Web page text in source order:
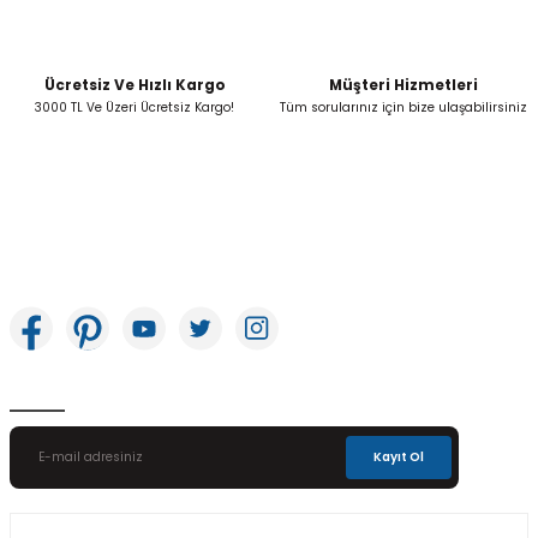
Gönder
Ücretsiz Ve Hızlı Kargo
3000 TL Ve Üzeri Ücretsiz Kargo!
Müşteri Hizmetleri
Tüm sorularınız için bize ulaşabilirsiniz
Kayıt Ol